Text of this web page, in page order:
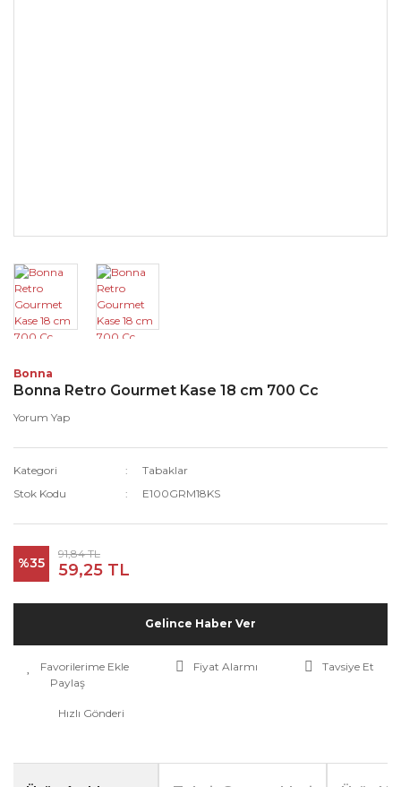
Bonna
Bonna Retro Gourmet Kase 18 cm 700 Cc
Yorum Yap
Kategori
Tabaklar
Stok Kodu
E100GRM18KS
%35
91,84 TL
59,25 TL
Gelince Haber Ver
Fiyat Alarmı
Tavsiye Et
Paylaş
Hızlı Gönderi